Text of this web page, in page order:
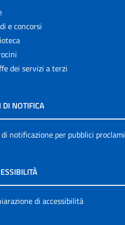
e concorsi
dei servizi a terzi
DI NOTIFICA
notificazione per pubblici proclami
di accessibilità